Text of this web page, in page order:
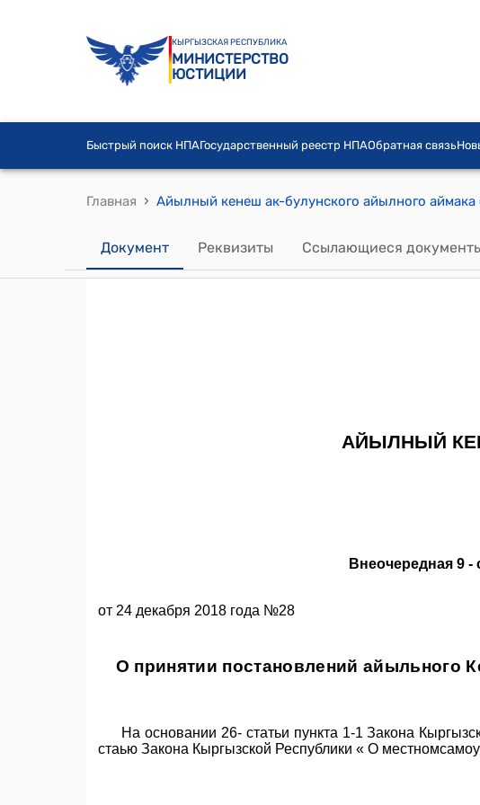
КЫРГЫЗСКАЯ РЕСПУБЛИКА
МИНИСТЕРСТВО
ЮСТИЦИИ
Быстрый поиск НПАГосударственный реестр НПАОбратная связь
Главная ›
Документ Реквизиты Ссылающиеся